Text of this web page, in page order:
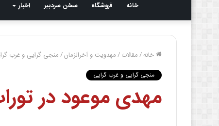
خانه فروشگاه سخن سردبیر اخبار
خانه/مقالات/مهدویت و آخرالزمان/منجی گرایی و غرب
منجی گرایی و غرب گرایی
مهدی موعود در